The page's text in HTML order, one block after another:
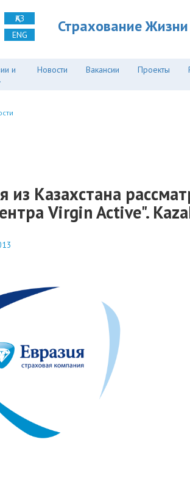
ҚАЗ
ENG
Страхование Жизни
и
Новости Вакансии Проекты
из Казахстана
Virgin Active".